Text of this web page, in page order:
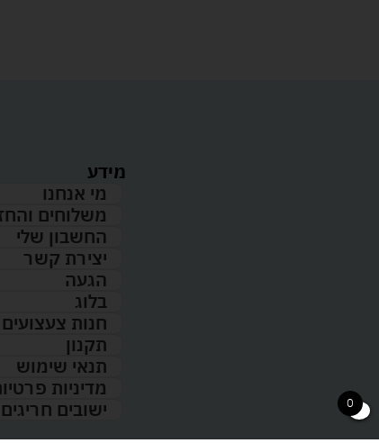
מידע
מי אנחנו
משלוחים
החשבון שלי
יצירת קשר
הגעה
בלוג
חנות צעצועים
תקנון
תנאי שימוש
מדיניות
ישובים חריגים
0